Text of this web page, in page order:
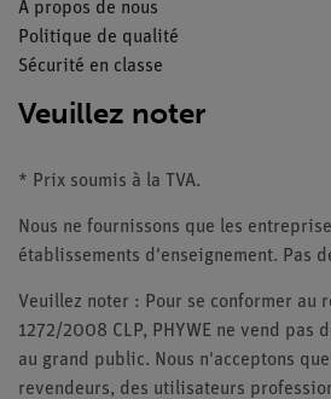
À propos de nous
Politique de qualité
Sécurité en classe
Veuillez noter
* Prix soumis à la TVA.
Nous ne fournissons que les
établissements d'enseignement. Pas
Veuillez noter : Pour se conformer au
1272/2008 CLP, PHYWE ne vend pas
au grand public. Nous n'acceptons
revendeurs, des utilisateurs